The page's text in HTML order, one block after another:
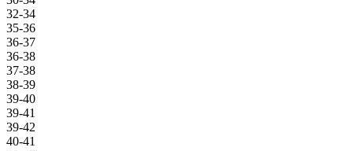
32-34
35-36
36-37
36-38
37-38
38-39
39-40
39-41
39-42
40-41